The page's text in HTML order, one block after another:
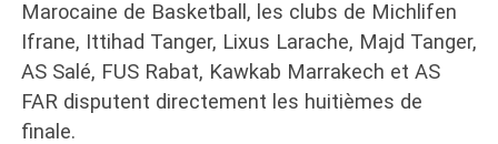
Marocaine de Basketball, les clubs de Michlifen
Ifrane, Ittihad Tanger, Lixus Larache, Majd Tanger,
AS Salé, FUS Rabat, Kawkab Marrakech et AS
FAR disputent directement les huitièmes de
finale.